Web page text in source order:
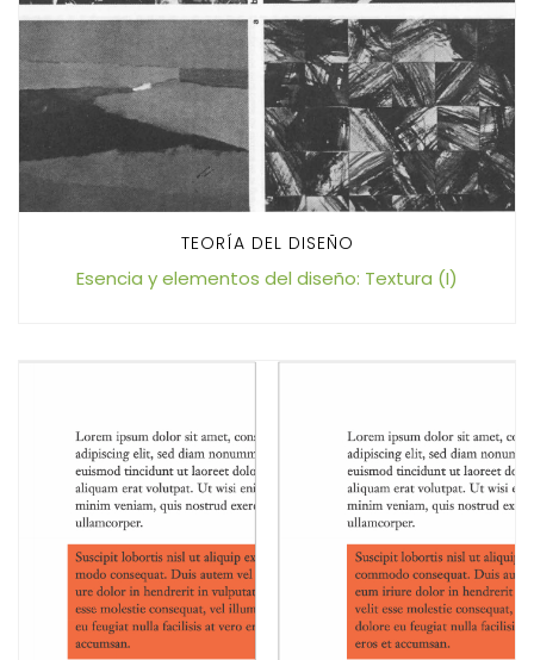
TEORÍA DEL DISEÑO
Esencia y elementos del diseño: Textura (I)